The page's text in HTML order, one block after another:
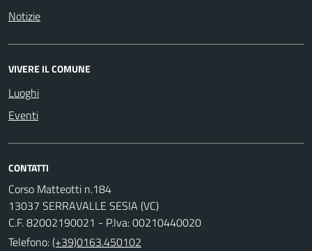
Notizie
VIVERE IL COMUNE
Luoghi
Eventi
CONTATTI
Corso Matteotti n.184
13037 SERRAVALLE SESIA (VC)
C.F. 82002190021 - P.Iva: 00210440020
Telefono:(+39)0163.450102